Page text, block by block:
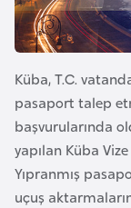
Küba, T.C.
pasaport talep
başvurularında
yapılan Küba
Yıpranmış
uçuş
k
a
B
e
n
i
n